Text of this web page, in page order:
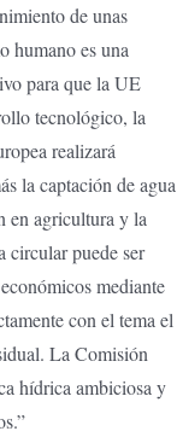
de unas
humano es una
para que la UE
tecnológico, la
realizará
la captación de agua
en agricultura y la
circular puede ser
mediante
con el tema el
La Comisión
hídrica ambiciosa y